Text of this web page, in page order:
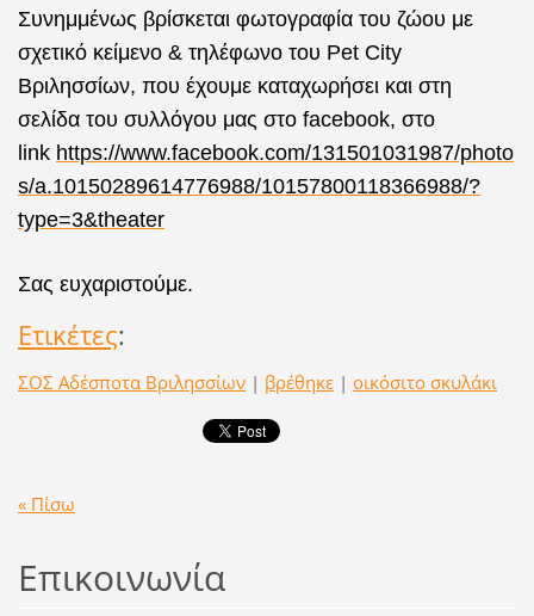
Συνημμένως βρίσκεται φωτογραφία του ζώου με
σχετικό κείμενο & τηλέφωνο του Pet City
Βριλησσίων, που έχουμε καταχωρήσει και στη
σελίδα του συλλόγου μας στο facebook, στο
link https://www.facebook.com/131501031987/photo
s/a.10150289614776988/10157800118366988/?
type=3&theater
Σας ευχαριστούμε.
Ετικέτες:
ΣΟΣ Αδέσποτα Βριλησσίων | βρέθηκε | οικόσιτο σκυλάκι
« Πίσω
Επικοινωνία